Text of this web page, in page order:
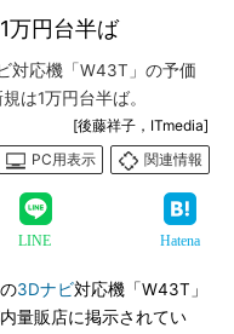
万円台半ば
対応機「W43T」の予価
は1万円台半ば。
[後藤祥子，ITmedia]
PC用表示
関連情報
LINE Hatena
3Dナビ対応機「W43T」
量販店に掲示されてい